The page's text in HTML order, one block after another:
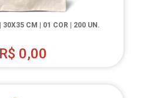
30X35 CM | 01 COR | 200 UN.
R$ 0,00